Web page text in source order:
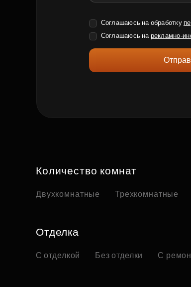
Соглашаюсь на обработку
Соглашаюсь на рекламно-
Количество комнат
Двухкомнатные Трехкомнатные
Отделка
С отделкой Без отделки С